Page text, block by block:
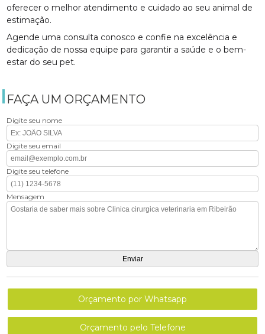
oferecer o melhor atendimento e cuidado ao seu animal de
estimação.
Agende uma consulta conosco e confie na excelência e
dedicação de nossa equipe para garantir a saúde e o bem-
estar do seu pet.
FAÇA UM ORÇAMENTO
Digite seu nome
Digite seu email
Digite seu telefone
Mensagem
Orçamento por Whatsapp
Orçamento pelo Telefone